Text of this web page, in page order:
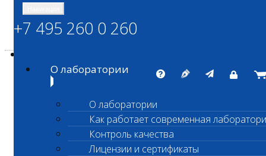
ШАНС БИО
Независимая ветеринарная лаборатория
+7 495 260 0 260
О лаборатории
О лаборатории
Как работает современная
Контроль качества
Лицензии и сертификаты